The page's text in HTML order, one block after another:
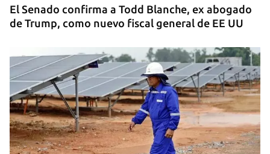
El Senado confirma a Todd Blanche, ex abogado
de Trump, como nuevo fiscal general de EE UU